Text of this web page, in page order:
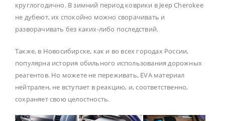
круглогодично. В зимний период коврики в Jeep Cherokee
не дубеют, их спокойно можно сворачивать и
разворачивать без каких-либо последствий.
Также, в Новосибирске, как и во всех городах России,
популярна история обильного использования дорожных
реагентов. Но можете не переживать, EVA материал
нейтрален, не вступает в реакцию, и, соответственно,
сохраняет свою целостность.